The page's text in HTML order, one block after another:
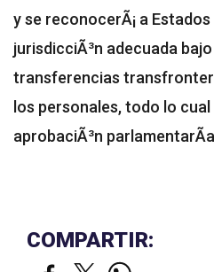
y se reconocerÃ¡ a
jurisdicciÃ³n adecuada
transferencias
los personales, todo lo
aprobaciÃ³n
COMPARTIR: